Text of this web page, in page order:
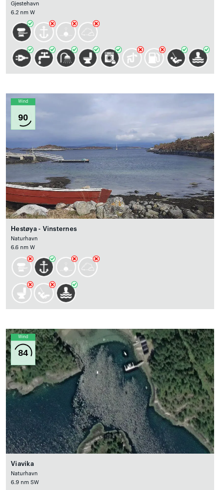
Gjestehavn
6.2 nm W
Wind
90
Hestøya - Vinsternes
Naturhavn
6.6 nm W
Wind
84
Viavika
Naturhavn
6.9 nm SW